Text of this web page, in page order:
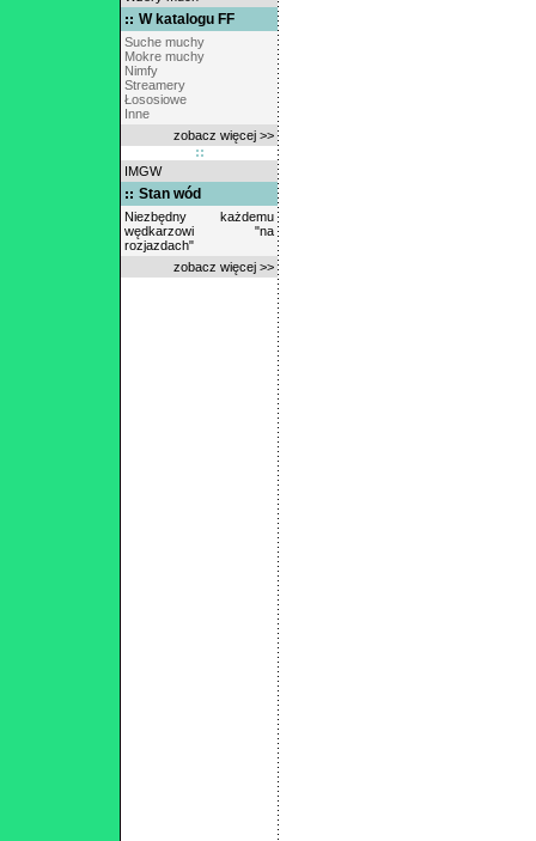
W katalogu FF
Suche muchy
Mokre muchy
Nimfy
Streamery
Łososiowe
Inne
zobacz więcej >>
IMGW
Stan wód
Niezbędny każdemu
wędkarzowi "na
rozjazdach"
zobacz więcej >>